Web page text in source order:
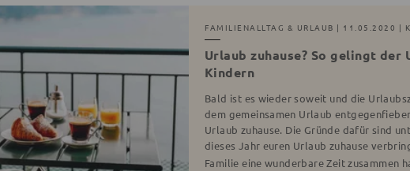
FAMILIENALLTAG & URLAUB | 11.05.2020 |
Urlaub zuhause? So gelingt
Kindern
Bald ist es wieder soweit und die
dem gemeinsamen Urlaub
Urlaub zuhause. Die Gründe dafür sind
dieses Jahr euren Urlaub zuhause
Familie eine wunderbare Zeit zusammen